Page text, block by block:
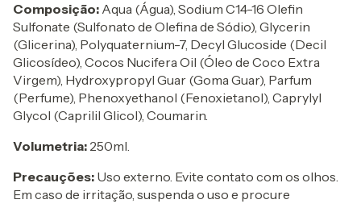
Composição: Aqua (Água), Sodium C14-16 Olefin
Sulfonate (Sulfonato de Olefina de Sódio), Glycerin
(Glicerina), Polyquaternium-7, Decyl Glucoside (Decil
Glicosídeo), Cocos Nucifera Oil (Óleo de Coco Extra
Virgem), Hydroxypropyl Guar (Goma Guar), Parfum
(Perfume), Phenoxyethanol (Fenoxietanol), Caprylyl
Glycol (Caprilil Glicol), Coumarin.
Volumetria: 250ml.
Precauções: Uso externo. Evite contato com os olhos.
Em caso de irritação, suspenda o uso e procure